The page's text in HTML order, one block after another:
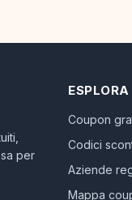
per
ESPLORA
Coupon
Codici
Aziende
Mappa